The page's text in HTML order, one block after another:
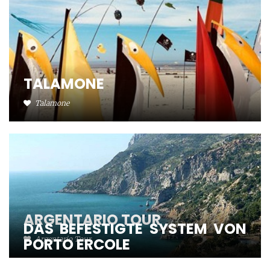
TALAMONE
Talamone
ARGENTARIO TOUR
Argentario Tour
DAS BEFESTIGTE SYSTEM VON
PORTO ERCOLE